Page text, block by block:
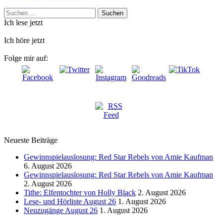
Suchen
nach:
Ich lese jetzt
Ich höre jetzt
Folge mir auf:
Neueste Beiträge
Gewinnspielauslosung: Red Star Rebels von Amie Kaufman
6. August 2026
Gewinnspielauslosung: Red Star Rebels von Amie Kaufman
2. August 2026
Tithe: Elfentochter von Holly Black 2. August 2026
Lese- und Hörliste August 26 1. August 2026
Neuzugänge August 26 1. August 2026